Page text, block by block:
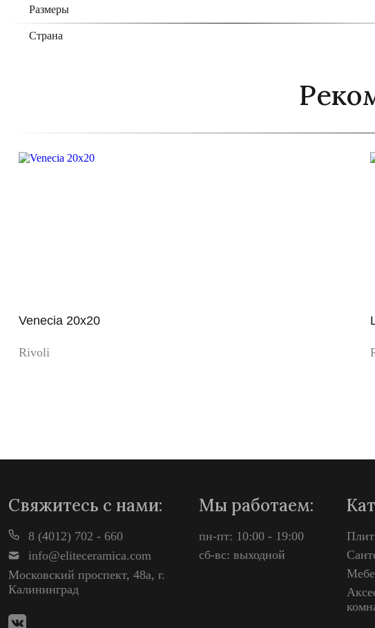
Размеры
Страна
Venecia 20x20
Rivoli
Свяжитесь с нами:
8 (4012) 702 - 660
info@eliteceramica.com
Московский проспект, 48а, г.
Калининград
Мы работаем:
пн-пт: 10:00 - 19:00
сб-вс: выходной